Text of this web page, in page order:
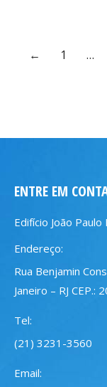
← 1 …
ENTRE EM
Edifício João Paulo
Endereço:
Rua Benjamin
Janeiro – RJ CEP.:
Tel:
(21) 3231-3560
Email: